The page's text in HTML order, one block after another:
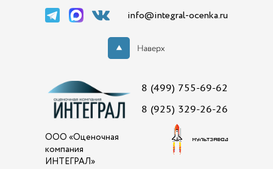
ООО «Оценочная
компания
ИНТЕГРАЛ»
info@integral-ocenka.ru
8 (499) 755-69-62
8 (925) 329-26-26